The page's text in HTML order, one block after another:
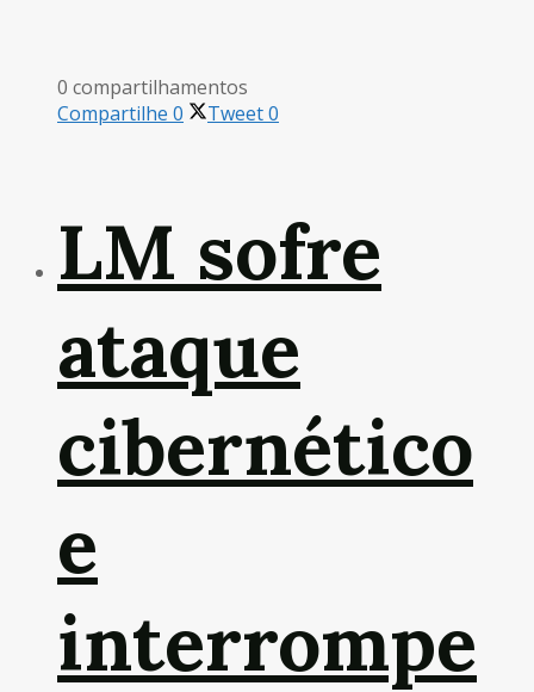
0 compartilhamentos
Compartilhe 0 Tweet0
LM sofre
ataque
cibernético
e
interrompe